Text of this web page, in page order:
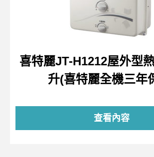
喜特麗JT-H1212屋外型
升(喜特麗全機三年
查看內容